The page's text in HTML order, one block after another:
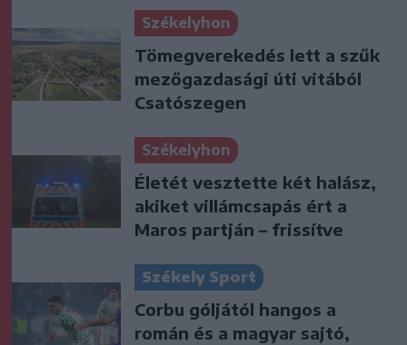
Székelyhon
Tömegverekedés lett a szűk
mezőgazdasági úti vitából
Csatószegen
Székelyhon
Életét vesztette két halász,
akiket villámcsapás ért a
Maros partján – frissítve
Székely Sport
Corbu góljától hangos a
román és a magyar sajtó,